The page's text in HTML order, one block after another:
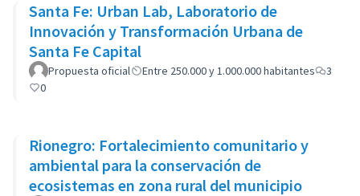
Santa Fe: Urban Lab, Laboratorio de
Innovación y Transformación Urbana de
Santa Fe Capital
Propuesta oficial Entre 250.000 y 1.000.000 habitantes
3
0
Rionegro: Fortalecimiento comunitario y
ambiental para la conservación de
ecosistemas en zona rural del municipio